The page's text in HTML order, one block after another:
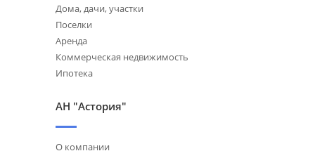
Дома, дачи, участки
Поселки
Аренда
Коммерческая недвижимость
Ипотека
АН "Астория"
О компании